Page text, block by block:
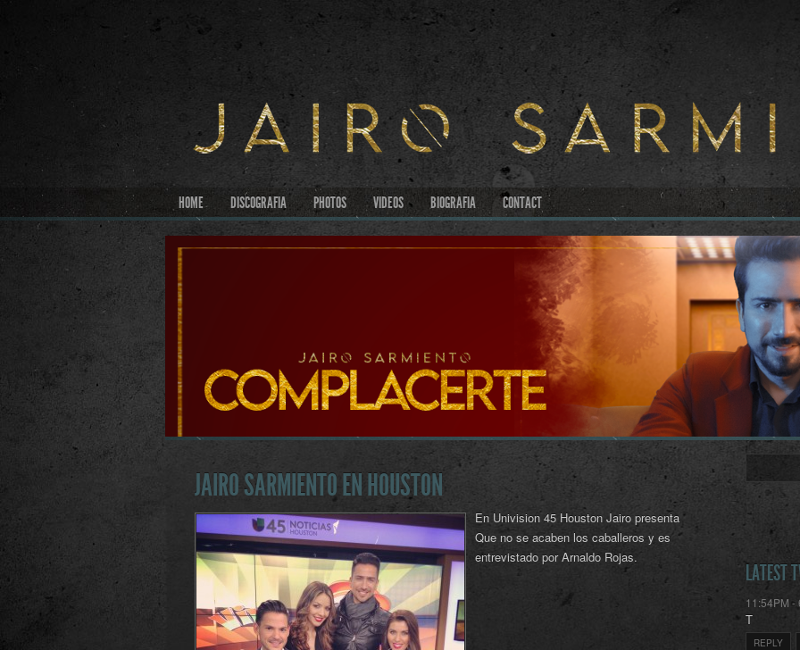
HOME DISCOGRAFIA PHOTOS VIDEOS BIOGRAFIA CONTACT
JAIRO SARMIENTO EN HOUSTON
En Univision 45 Houston Jairo presenta
Que no se acaben los caballeros y es
entrevistado por Arnaldo Rojas.
LATEST
11:54PM -
T
REPLY